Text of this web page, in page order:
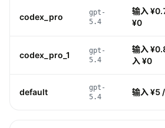
codex_pro
gpt-
5.4
输入
¥0
codex_pro_1
gpt-
5.4
输入
入 ¥0
default
gpt-
5.4
输入 ¥5